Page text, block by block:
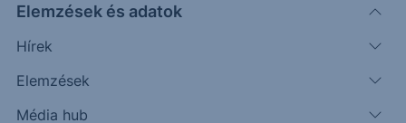
Elemzések és adatok
Hírek
Elemzések
Média hub
Citi Protect Express OneStar